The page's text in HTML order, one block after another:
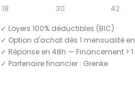
18 30 42
✓ Loyers 100% déductibles (BIC)
✓ Option d'achat dès 1 mensualité
✓ Réponse en 48h — Financement >
✓ Partenaire financier : Grenke